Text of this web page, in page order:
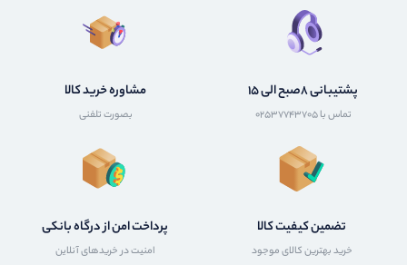
پشتیبانی 8صبح الی 15
تماس با 02537743705
مشاوره خرید کالا
بصورت تلفنی
تضمین کیفیت کالا
خرید بهترین کالای موجود
پرداخت امن از درگاه بانکی
امنیت در خریدهای آنلاین